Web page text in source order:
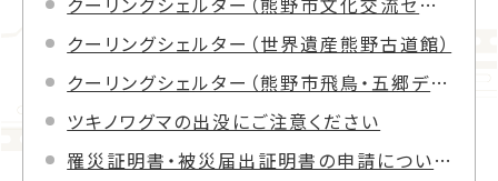
クーリングシェルター（世界遺産熊野古道館）
クーリングシェルター（熊野市飛鳥・五郷デイサービスセンター）
ツキノワグマの出没にご注意ください
罹災証明書・被災届出証明書の申請について